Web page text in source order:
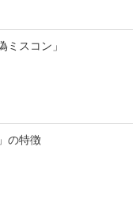
ミスコン」
の特徴